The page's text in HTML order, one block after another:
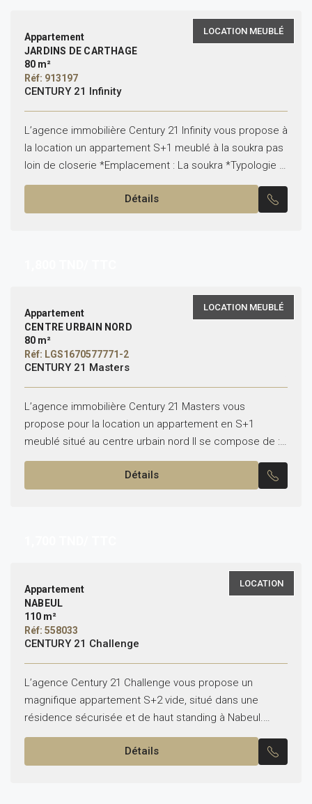
LOCATION MEUBLÉ
Appartement
JARDINS DE CARTHAGE
80 m²
Réf: 913197
CENTURY 21 Infinity
L’agence immobilière Century 21 Infinity vous propose à
la location un appartement S+1 meublé à la soukra pas
loin de closerie *Emplacement : La soukra *Typologie :
S+1 *Etat : meublée Il...
Détails
LOCATION MEUBLÉ
Appartement
CENTRE URBAIN NORD
80 m²
Réf: LGS1670577771-2
CENTURY 21 Masters
L’agence immobilière Century 21 Masters vous
propose pour la location un appartement en S+1
meublé situé au centre urbain nord Il se compose de :
– Un salon – Une cuisine aménagée...
Détails
LOCATION
Appartement
NABEUL
110 m²
Réf: 558033
CENTURY 21 Challenge
L’agence Century 21 Challenge vous propose un
magnifique appartement S+2 vide, situé dans une
résidence sécurisée et de haut standing à Nabeul.
Composition du bien : • Un salon spacieux avec
Détails